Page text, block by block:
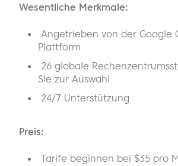
Wesentliche Merkmale:
Angetrieben von der Google
Plattform
26 globale
Sie zur Auswahl
24/7 Unterstützung
Preis:
Tarife beginnen bei $35 pro